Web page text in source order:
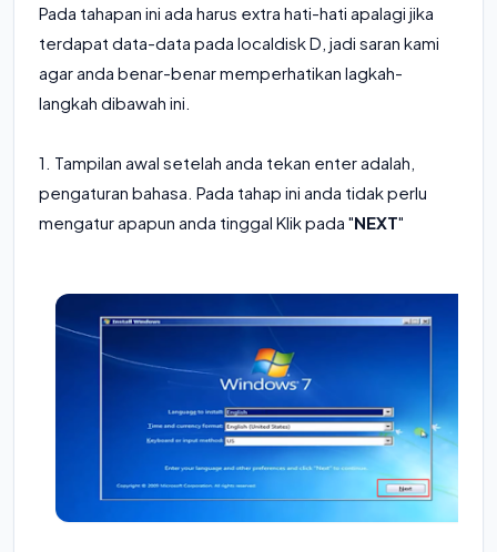
Pada tahapan ini ada harus extra hati-hati apalagi jika
terdapat data-data pada localdisk D, jadi saran kami
agar anda benar-benar memperhatikan lagkah-
langkah dibawah ini.
1. Tampilan awal setelah anda tekan enter adalah,
pengaturan bahasa. Pada tahap ini anda tidak perlu
mengatur apapun anda tinggal Klik pada "NEXT"